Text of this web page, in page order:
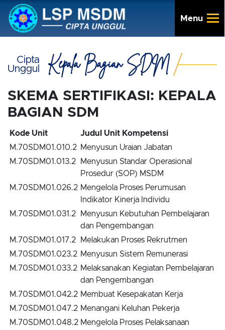
Menu
Cipta
Unggul
Kepala Bagian SDM
SKEMA SERTIFIKASI: KEPALA
BAGIAN SDM
Kode Unit
Judul Unit Kompetensi
M.70SDM01.010.2 Menyusun Uraian Jabatan
M.70SDM01.013.2
Menyusun Standar Operasional
Prosedur (SOP) MSDM
M.70SDM01.026.2 Mengelola Proses Perumusan
Indikator Kinerja Individu
M.70SDM01.031.2
Menyusun Kebutuhan Pembelajaran
dan Pengembangan
M.70SDM01.017.2
Melakukan Proses Rekrutmen
M.70SDM01.023.2 Menyusun Sistem Remunerasi
M.70SDM01.033.2 Melaksanakan Kegiatan Pembelajaran
dan Pengembangan
M.70SDM01.042.2 Membuat Kesepakatan Kerja
M.70SDM01.047.2 Menangani Keluhan Pekerja
M.70SDM01.048.2 Mengelola Proses Pelaksanaan